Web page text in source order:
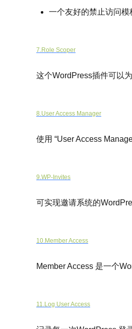
一个友好的禁止访问模
7.Role Scoper
这个WordPress插件可以
8.User Access Manager
使用 “User Access
9.WP-Invites
可实现邀请系统的
10.Member Access
Member Access 是一个
11.Log User Access